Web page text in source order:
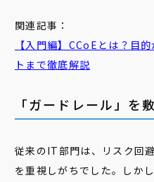
関連記事：
【入門編】CCoEとは？目
トまで徹底解説
「ガードレール」を
従来のIT部門は、リスク回
を重視しがちでした。しか